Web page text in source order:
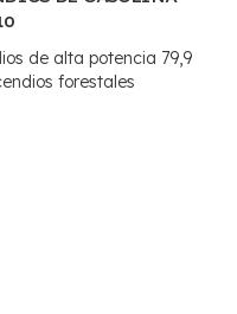
de alta potencia 79,9
forestales